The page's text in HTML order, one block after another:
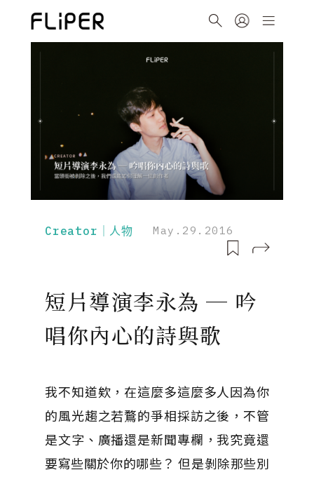
Creator｜人物 May.29.2016
短片導演李永為 ─ 吟
唱你內心的詩與歌
我不知道欸，在這麼多這麼多人因為你
的風光趨之若鶩的爭相採訪之後，不管
是文字、廣播還是新聞專欄，我究竟還
要寫些關於你的哪些？ 但是剝除那些別